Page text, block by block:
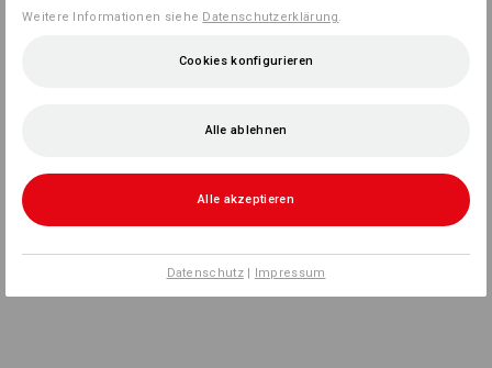
Weitere Informationen siehe Datenschutzerklärung.
Cookies konfigurieren
Alle ablehnen
Alle akzeptieren
Datenschutz| Impressum